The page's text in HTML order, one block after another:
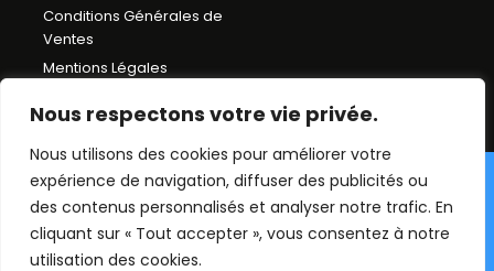
Nous respectons votre vie privée.
Nous utilisons des cookies pour améliorer votre
expérience de navigation, diffuser des publicités ou
des contenus personnalisés et analyser notre trafic. En
cliquant sur « Tout accepter », vous consentez à notre
utilisation des cookies.
Conditions Générales de
Ventes
Mentions Légales
©Déco chambre enfant
2026. Tout droit réservés.